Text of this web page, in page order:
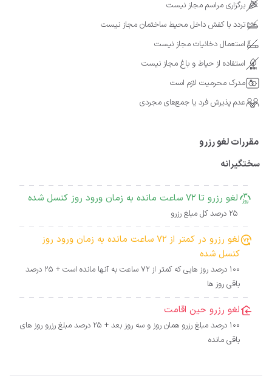
برگزاری مراسم مجاز نیست
تردد با کفش داخل محیط ساختمان مجاز نیست
استعمال دخانیات مجاز نیست
استفاده از حیاط و باغ مجاز نیست
مدرک محرمیت لازم است
عدم پذیرش فرد یا جمع‌های مجردی
مقررات لغو رزرو
سختگیرانه
لغو رزرو تا 72 ساعت مانده به زمان ورود روز کنسل شده
25 درصد کل مبلغ رزرو
لغو رزرو در کمتر از 72 ساعت مانده به زمان ورود روز
کنسل شده
100 درصد روز هایی که کمتر از 72 ساعت به آنها مانده است + 25 درصد
باقی روز ها
لغو رزرو حین اقامت
100 درصد مبلغ رزرو همان روز و سه روز بعد + 25 درصد مبلغ رزرو روز های
باقی مانده